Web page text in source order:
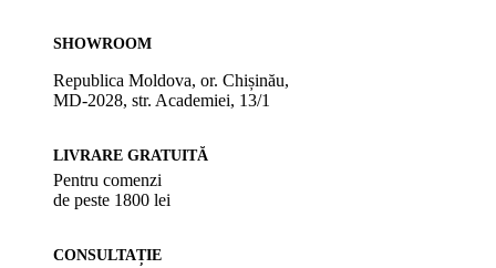
SHOWROOM
Republica Moldova, or. Chișinău,
MD-2028, str. Academiei, 13/1
LIVRARE GRATUITĂ
Pentru comenzi
de peste 1800 lei
CONSULTAȚIE